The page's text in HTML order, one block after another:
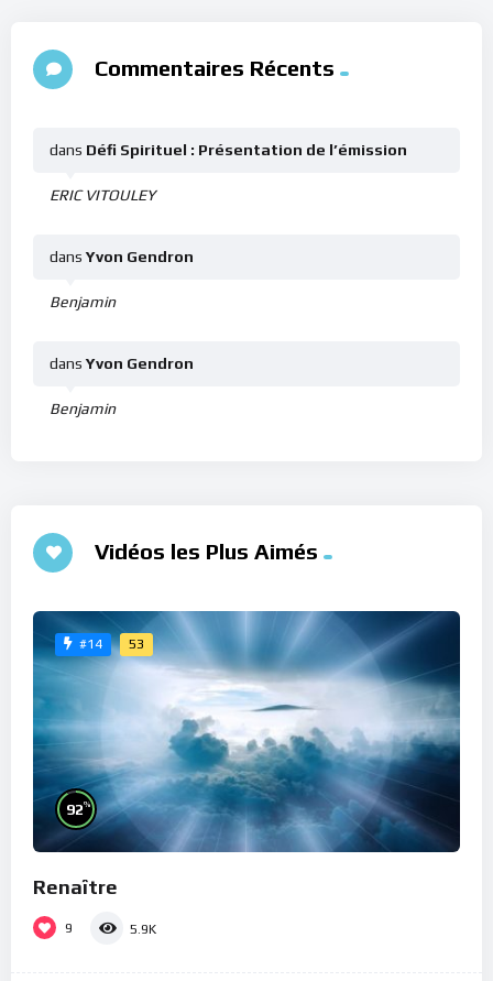
Commentaires Récents
ERIC VITOULEY
dans Défi Spirituel : Présentation de l’émission
Benjamin
dans Yvon Gendron
Benjamin
dans Yvon Gendron
Vidéos les Plus Aimés
#14 53
92%
Renaître
9 5.9K